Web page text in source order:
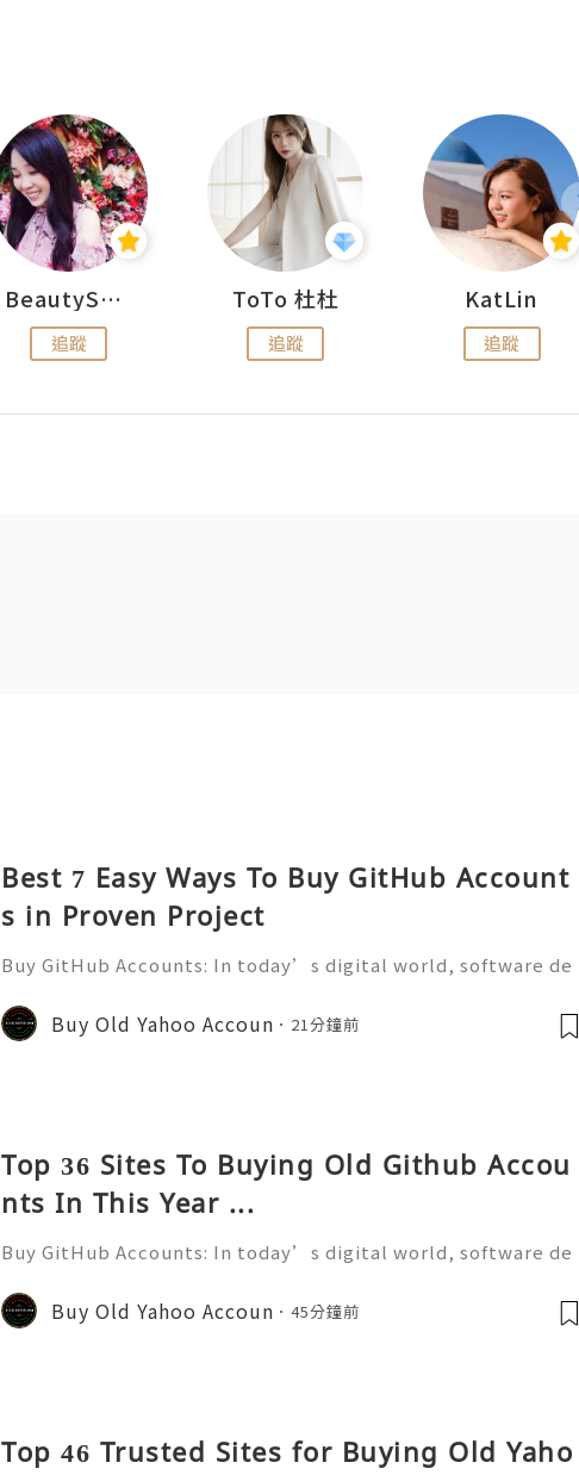
BeautySearch
追蹤
ToTo 杜杜
追蹤
KatLin
追蹤
Best 7 Easy Ways To Buy GitHub Account
s in Proven Project
Buy GitHub Accounts: In today’s digital world, software de
n ever. GitHub has become one of the most widely used plat
forms for developers, compa
Buy Old Yahoo Accoun 21分鐘前
Top 36 Sites To Buying Old Github Accou
nts In This Year ...
Buy GitHub Accounts: In today’s digital world, software de
n ever. GitHub has become one of the most widely used plat
forms for developers, compa
Buy Old Yahoo Accoun 45分鐘前
Top 46 Trusted Sites for Buying Old Yaho